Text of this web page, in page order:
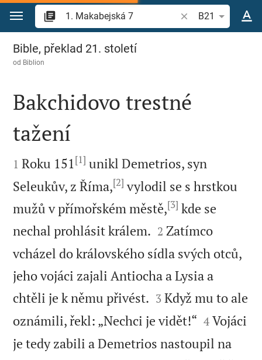
Přejít na obsah
Vyhledat biblický
B21
1. Makabejská 7
Bible, překlad 21. století
od Biblion

Bakchidovo trestné
tažení

1 Roku 151 [1] unikl Demetrios, syn
Seleukův, z Říma,[2] vylodil se s hrstkou
mužů v přímořském městě,[3] kde se
nechal prohlásit králem. 

2 Zatímco
vcházel do královského sídla svých otců,
jeho vojáci zajali Antiocha a Lysia a
chtěli je k němu přivést. 

3 Když mu to ale
oznámili, řekl: „Nechci je vidět!“ 

4 Vojáci
je tedy zabili a Demetrios nastoupil na